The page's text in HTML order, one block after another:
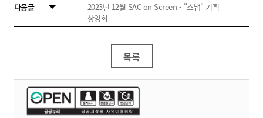
다음글
2023년 12월 SAC on Screen - "스냅" 기획
상영회
목록